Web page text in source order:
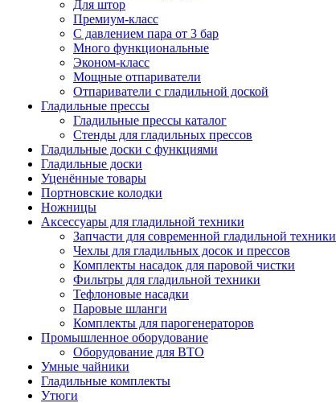
Для штор
Премиум-класс
С давлением пара от 3 бар
Много функциональные
Эконом-класс
Мощные отпариватели
Отпариватели с гладильной доской
Гладильные прессы
Гладильные прессы каталог
Стенды для гладильных прессов
Гладильные доски с функциями
Гладильные доски
Уценённые товары
Портновские колодки
Ножницы
Аксессуары для гладильной техники
Запчасти для современной гладильной техники
Чехлы для гладильных досок и прессов
Комплекты насадок для паровой чистки
Фильтры для гладильной техники
Тефлоновые насадки
Паровые шланги
Комплекты для парогенераторов
Промышленное оборудование
Оборудование для ВТО
Умные чайники
Гладильные комплекты
Утюги